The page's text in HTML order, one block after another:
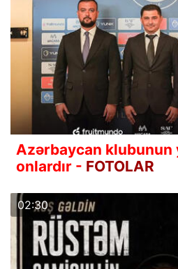
Azərbaycan klubunun
onlardır - FOTOLAR
02:30